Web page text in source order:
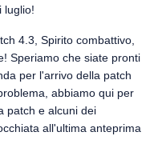
luglio!
4.3, Spirito combattivo,
Speriamo che siate pronti
per l'arrivo della patch
abbiamo qui per
patch e alcuni dei
all'ultima anteprima